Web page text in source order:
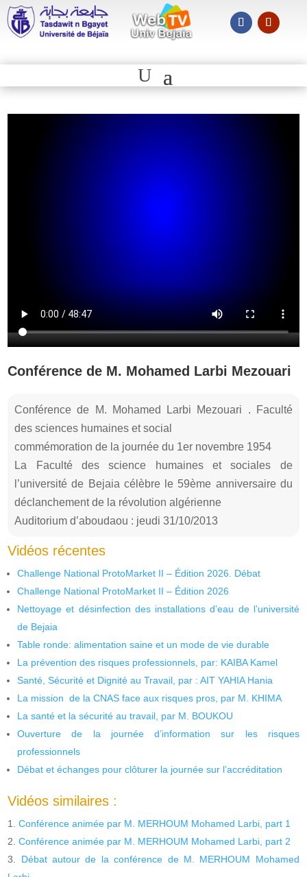
Conférence de M. Mohamed Larbi Mezouari
Conférence de M. Mohamed Larbi Mezouari . Faculté
des sciences humaines et social
commémoration de la journée du 1er novembre 1954
La Faculté des science humaines et sociales de
l’université de Bejaia célèbre le 59ème anniversaire du
déclanchement de la révolution algérienne
Auditorium d’aboudaou : jeudi 31/10/2013
Vidéos récentes
Challenge National ProtoMarket II – Édition 2026. Débat
Challenge National ProtoMarket II – Édition 2026
Nettoyage et désinfection des installations d’eau de l’université
de Bejaia
Table ronde: alimentation saine et un mode de vie durable
La prévention des risques professionnels, par: KAIBA Kamel
Santé, Sécurité et Dignité au Travail, par : AIT YAHIA Hania
La mission de la CNAS face aux risques pros, par M. KHIMA
La santé et la sécurité au travail, par M. BOUKOU
Ouverture de la journée d’information sur les risques
professionnels
Débat et échanges pour clôturer la journée sur l’accréditation
Vidéos similaires :
Conférence animée par M. MERHOUM Mohamed Larbi, part 1
Conférence animée par M. MERHOUM Mohamed Larbi, part 2
Débat autour de la conférence de M. MERHOUM Mohamed